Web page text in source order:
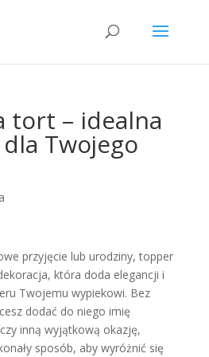
tort – idealna
Twojego
przyjęcie lub urodziny, topper
która doda elegancji i
Twojemu wypiekowi. Bez
dodać do niego imię
inną wyjątkową okazję,
sposób, aby wyróżnić się